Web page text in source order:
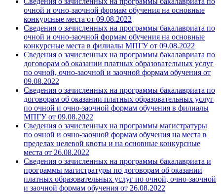
очной и очно-заочной формам обучения на основные
конкурсные места от 09.08.2022
Сведения о зачисленных на программы бакалавриата по
очной и очно-заочной формам обучения на основные
конкурсные места в филиалы МПГУ от 09.08.2022
Сведения о зачисленных на программы бакалавриата по
договорам об оказании платных образовательных услуг
по очной, очно-заочной и заочной формам обучения от
09.08.2022
Сведения о зачисленных на программы бакалавриата по
договорам об оказании платных образовательных услуг
по очной и очно-заочной формам обучения в филиалы
МПГУ от 09.08.2022
Сведения о зачисленных на программы магистратуры
по очной и очно-заочной формам обучения на места в
пределах целевой квоты и на основные конкурсные
места от 26.08.2022
Сведения о зачисленных на программы бакалавриата и
программы магистратуры по договорам об оказании
платных образовательных услуг по очной, очно-заочной
и заочной формам обучения от 26.08.2022